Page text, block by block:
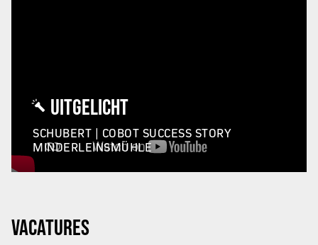
UITGELICHT
SCHUBERT | COBOT SUCCESS STORY
MINDERLEINSMÜHLE
VACATURES